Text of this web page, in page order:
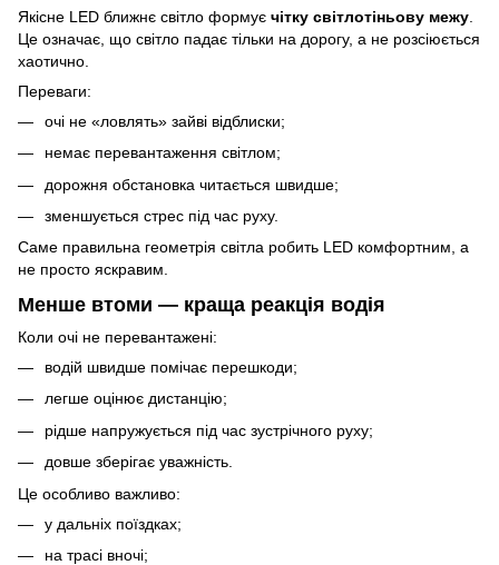
Якісне LED ближнє світло формує чітку світлотіньову межу
Це означає, що світло падає тільки на дорогу, а не розсіюється
хаотично.
Переваги:
очі не «ловлять» зайві відблиски;
немає перевантаження світлом;
дорожня обстановка читається швидше;
зменшується стрес під час руху.
Саме правильна геометрія світла робить LED комфортним, а
не просто яскравим.
Менше втоми — краща реакція водія
Коли очі не перевантажені:
водій швидше помічає перешкоди;
легше оцінює дистанцію;
рідше напружується під час зустрічного руху;
довше зберігає уважність.
Це особливо важливо:
у дальніх поїздках;
на трасі вночі;